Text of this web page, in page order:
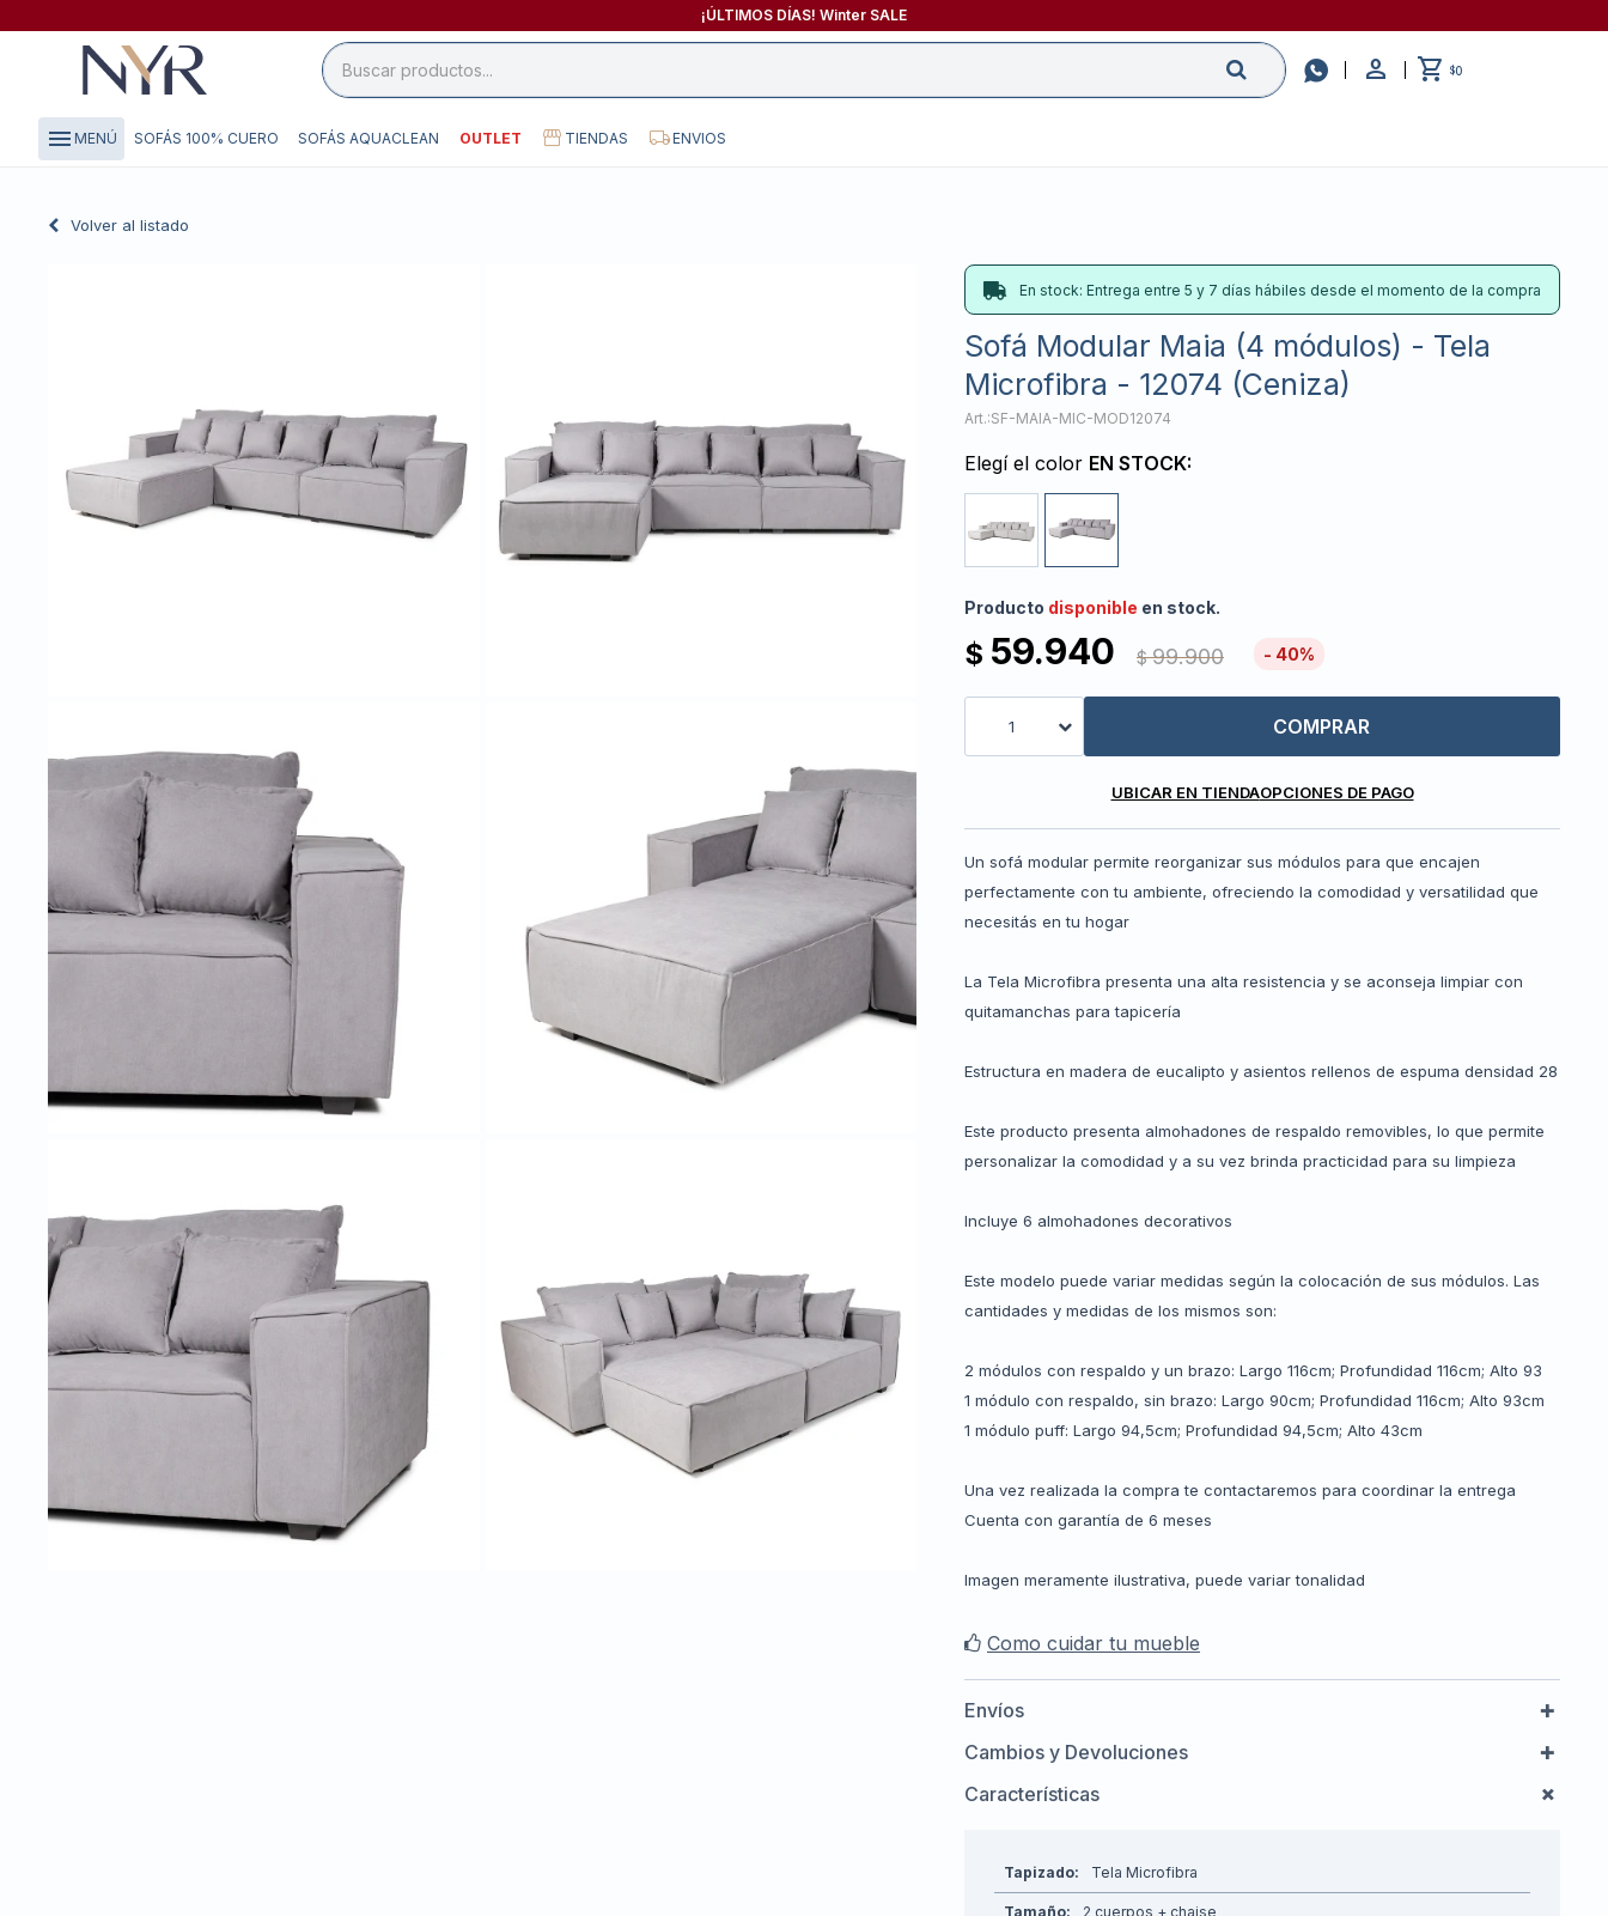
¡ÚLTIMOS DÍAS! Winter SALE
 $0
menu MENÚ SOFÁS 100% CUERO SOFÁS AQUACLEAN OUTLET TIENDAS ENVIOS
Volver al listado
En stock: Entrega entre 5 y 7 días hábiles desde el momento de la compra
Sofá Modular Maia (4 módulos) - Tela
Microfibra - 12074 (Ceniza)
SF-MAIA-MIC-MOD12074
Elegí el color EN STOCK:
Producto disponible en stock.
$ 59.940 $ 99.900 40
1 COMPRAR
UBICAR EN TIENDAOPCIONES DE PAGO
Un sofá modular permite reorganizar sus módulos para que encajen
perfectamente con tu ambiente, ofreciendo la comodidad y versatilidad que
necesitás en tu hogar
La Tela Microfibra presenta una alta resistencia y se aconseja limpiar con
quitamanchas para tapicería
Estructura en madera de eucalipto y asientos rellenos de espuma densidad 28
Este producto presenta almohadones de respaldo removibles, lo que permite
personalizar la comodidad y a su vez brinda practicidad para su limpieza
Incluye 6 almohadones decorativos
Este modelo puede variar medidas según la colocación de sus módulos. Las
cantidades y medidas de los mismos son:
2 módulos con respaldo y un brazo: Largo 116cm; Profundidad 116cm; Alto 93
1 módulo con respaldo, sin brazo: Largo 90cm; Profundidad 116cm; Alto 93cm
1 módulo puff: Largo 94,5cm; Profundidad 94,5cm; Alto 43cm
Una vez realizada la compra te contactaremos para coordinar la entrega
Cuenta con garantía de 6 meses
Imagen meramente ilustrativa, puede variar tonalidad
Como cuidar tu mueble
Envíos
Cambios y Devoluciones
Características
Tapizado Tela Microfibra
Tamaño 2 cuerpos + chaise
close